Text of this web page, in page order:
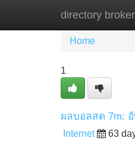
directory broker
Home
Home
1
ผลบอลสด 7m:
Internet 63